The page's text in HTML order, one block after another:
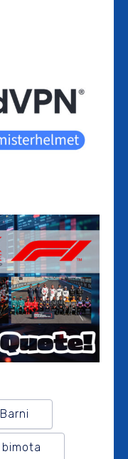
Barni
bimota